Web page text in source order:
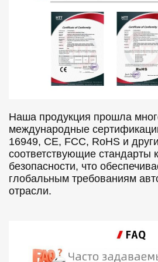
Наша продукция прошла
международные
16949, CE, FCC, RoHS и
соответствующие стандарты
безопасности, что
глобальным требованиям
отрасли.